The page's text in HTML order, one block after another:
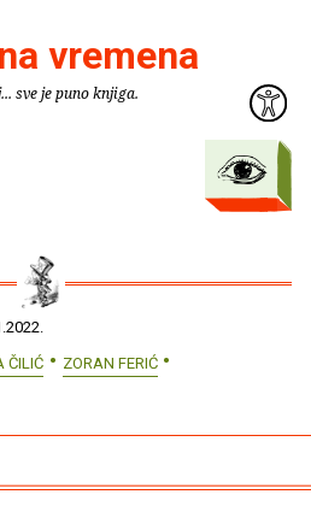
vremena
sve je puno knjiga.
ČILIĆ
ZORAN FERIĆ